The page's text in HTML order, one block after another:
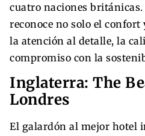
cuatro naciones
reconoce no solo el
la atención al detalle, la
compromiso con la
Inglaterra: The
Londres
El galardón al mejor hotel